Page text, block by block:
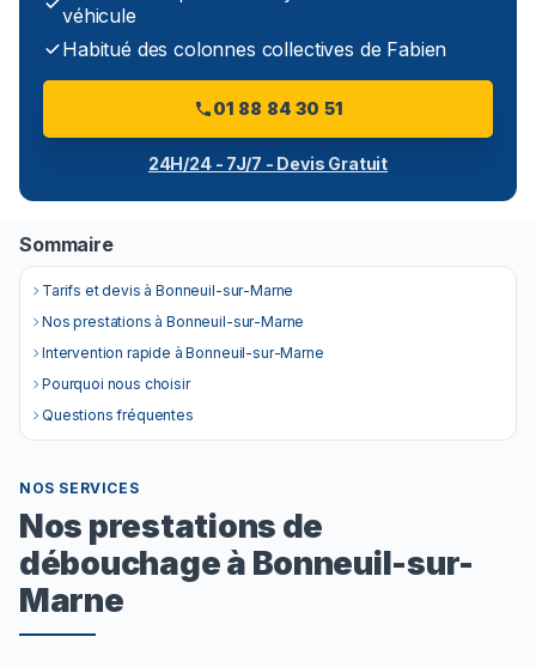
véhicule
Habitué des colonnes collectives de Fabien
01 88 84 30 51
24H/24 - 7J/7 - Devis Gratuit
Sommaire
Tarifs et devis à Bonneuil-sur-Marne
Nos prestations à Bonneuil-sur-Marne
Intervention rapide à Bonneuil-sur-Marne
Pourquoi nous choisir
Questions fréquentes
NOS SERVICES
Nos prestations de
débouchage à Bonneuil-sur-
Marne